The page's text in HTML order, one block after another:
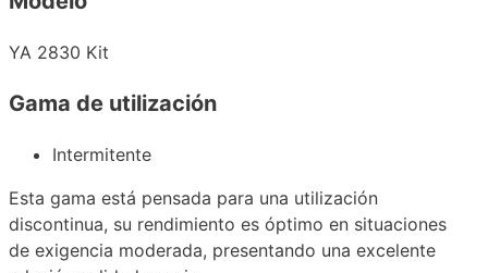
YA 2830 Kit
Gama de utilización
Intermitente
Esta gama está pensada para una utilización
discontinua, su rendimiento es óptimo en situaciones
de exigencia moderada, presentando una excelente